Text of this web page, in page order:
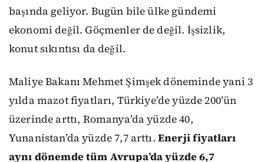
başında geliyor. Bugün bile ülke gündemi
ekonomi değil. Göçmenler de değil. İşsizlik,
konut sıkıntısı da değil.
Maliye Bakanı Mehmet Şimşek döneminde yani 3
yılda mazot fiyatları, Türkiye’de yüzde 200’ün
üzerinde arttı, Romanya’da yüzde 40,
Yunanistan’da yüzde 7,7 arttı. Enerji fiyatları
aynı dönemde tüm Avrupa’da yüzde 6,7